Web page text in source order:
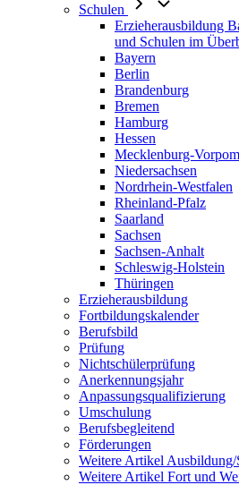
Schulen
Erzieherausbildung
und Schulen im
Bayern
Berlin
Brandenburg
Bremen
Hamburg
Hessen
Mecklenburg-
Niedersachsen
Nordrhein-Westfalen
Rheinland-Pfalz
Saarland
Sachsen
Sachsen-Anhalt
Schleswig-Holstein
Thüringen
Erzieherausbildung
Fortbildungskalender
Berufsbild
Prüfung
Nichtschülerprüfung
Anerkennungsjahr
Anpassungsqualifizierung
Umschulung
Berufsbegleitend
Förderungen
Weitere Artikel
Weitere Artikel Fort und